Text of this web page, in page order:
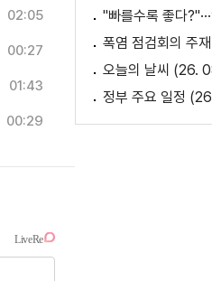
02:05
00:27
01:43
00:29
오늘의 날씨 (26.
정부 주요 일정